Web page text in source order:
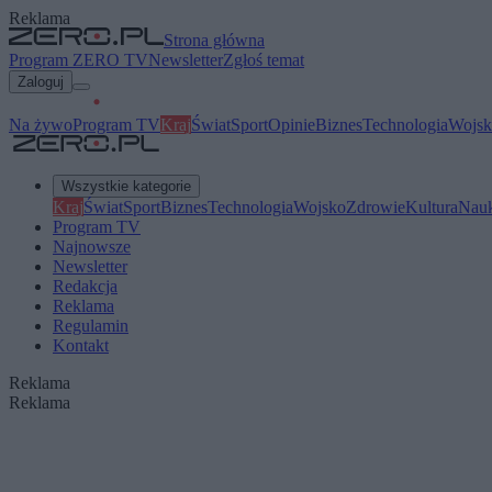
Reklama
Strona główna
Program ZERO TVNewsletterZgłoś temat
Zaloguj
Na żywoProgram TVKrajŚwiatSportOpinieBiznesTechnologia
Wszystkie kategorie
KrajŚwiatSportBiznesTechnologiaWojskoZdrowieKultura
Program TV
Najnowsze
Newsletter
Redakcja
Reklama
Regulamin
Kontakt
Reklama
Reklama